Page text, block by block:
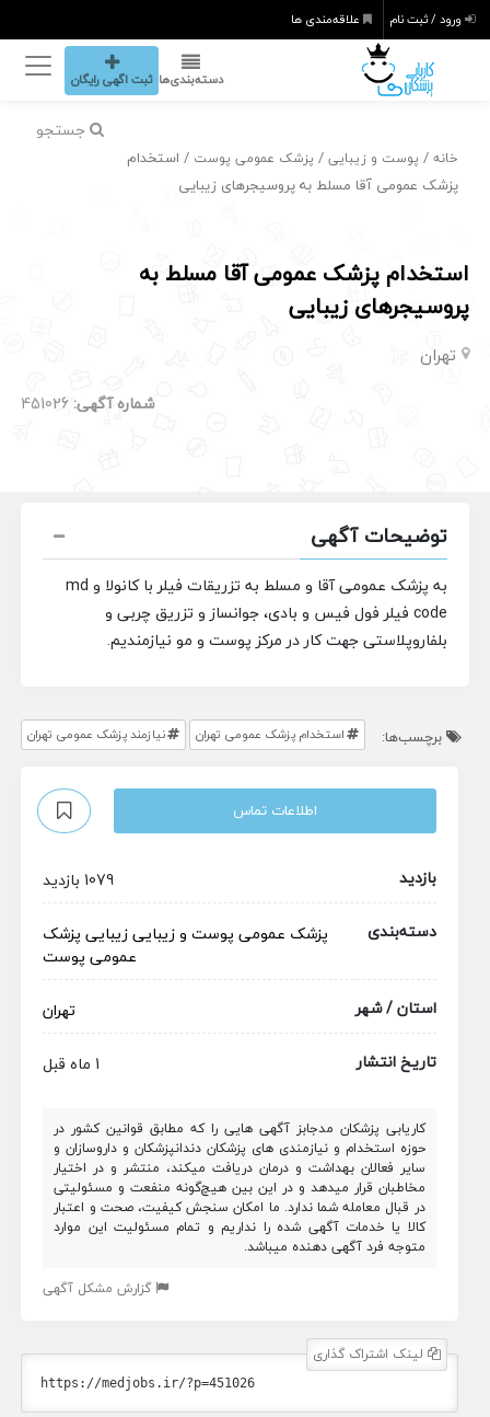
ورود / ثبت نام علاقه‌مندی ها
دسته‌بندی‌ها ثبت اگهی رایگان
جستجو
خانه / پوست و زیبایی / پزشک عمومی پوست / استخدام
پزشک عمومی آقا مسلط به پروسیجرهای زیبایی
استخدام پزشک عمومی آقا مسلط به
پروسیجرهای زیبایی
تهران
شماره آگهی: 451026
توضیحات آگهی
به پزشک عمومی آقا و مسلط به تزریقات فیلر با کانولا و md
code فیلر فول فیس و بادی، جوانساز و تزریق چربی و
بلفاروپلاستی جهت کار در مرکز پوست و مو نیازمندیم.
برچسب‌ها: استخدام پزشک عمومی تهران نیازمند پزشک عمومی تهران
اطلاعات تماس
بازدید
1079 بازدید
دسته‌بندی
پزشک عمومی پوست و زیباییزیبایی پزشک
عمومی پوست
استان / شهر
تهران
تاریخ انتشار
1 ماه قبل
کاریابی پزشکان مدجابز آگهی هایی را که مطابق قوانین کشور در
حوزه استخدام و نیازمندی های پزشکان دندانپزشکان و داروسازان و
سایر فعالان بهداشت و درمان دریافت میکند، منتشر و در اختیار
مخاطبان قرار میدهد و در این بین هیچ‌گونه منفعت و مسئولیتی
در قبال معامله شما ندارد. ما امکان سنجش کیفیت، صحت و اعتبار
کالا یا خدمات آگهی شده را نداریم و تمام مسئولیت این موارد
متوجه فرد آگهی دهنده میباشد.
گزارش مشکل آگهی
لینک اشتراک گذاری